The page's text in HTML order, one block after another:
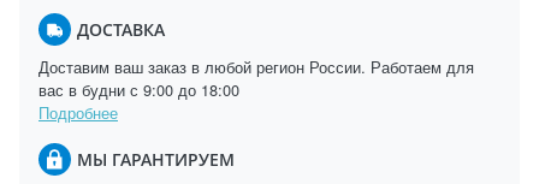
ДОСТАВКА
Доставим ваш заказ в любой регион России. Работаем для
вас в будни с 9:00 до 18:00
Подробнее
МЫ ГАРАНТИРУЕМ